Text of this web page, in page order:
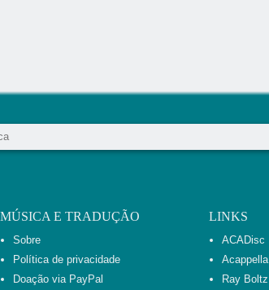
MÚSICA E TRADUÇÃO
Sobre
Política de privacidade
Doação via PayPal
LINKS
ACADisc
Acappella
Ray Boltz